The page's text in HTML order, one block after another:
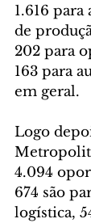
1.616
de
202 para
163 para
em geral.
Logo
4.094
674 são
logística,